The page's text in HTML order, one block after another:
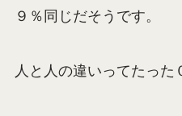
９％同じだそうです。
人と人の違いってたった